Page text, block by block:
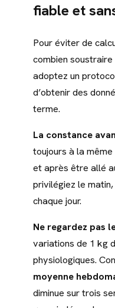
fiable et
Pour éviter de
combien
adoptez un
d’obtenir des
terme.
La constance
toujours à la
et après être allé
privilégiez le
chaque jour.
Ne regardez pas
variations de 1 kg
physiologiques.
moyenne
diminue sur trois